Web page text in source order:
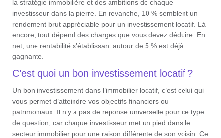
la stratégie immobilière et des ambitions de chaque
investisseur dans la pierre. En revanche, 10 % semblent un
rendement brut appréciable pour un investissement locatif. Là
encore, tout dépend des charges que vous devez déduire. En
net, une rentabilité s’établissant autour de 5 % est déjà
gagnante.
C’est quoi un bon investissement locatif ?
Un bon investissement dans l’immobilier locatif, c’est celui qui
vous permet d’atteindre vos objectifs financiers ou
patrimoniaux. Il n’y a pas de réponse universelle pour ce type
de question, car chaque investisseur met un pied dans le
secteur immobilier pour une raison différente de son voisin. Ce